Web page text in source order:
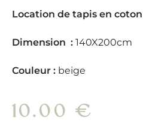
Location de tapis en
Dimension : 140X200cm
Couleur : beige
10.00 €